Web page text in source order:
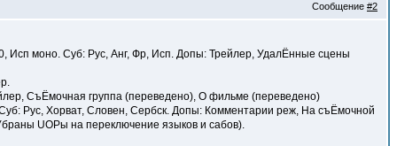
Сообщение #2
Исп моно. Суб: Рус, Анг, Фр, Исп. Допы: Трейлер, УдалЁнные сцены
СъЁмочная группа (переведено), О фильме (переведено)
Рус, Хорват, Словен, Сербск. Допы: Комментарии реж, На съЁмочной
UOPы на переключение языков и сабов).